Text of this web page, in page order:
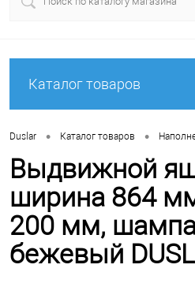
Каталог товаров
Duslar • Каталог товаров •
Выдвижной
ширина 864
200 мм,
бежевый